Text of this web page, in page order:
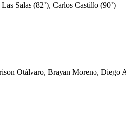
Salas (82’), Carlos Castillo (90’)
Otálvaro, Brayan Moreno, Diego